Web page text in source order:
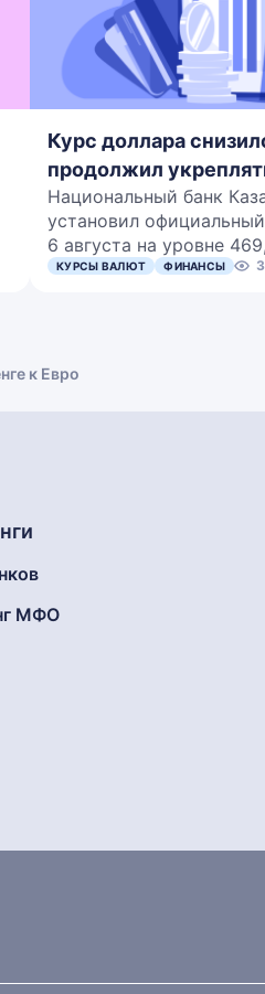
Курс доллара
продолжил
Национальный банк
установил
6 августа на уровне
КУРСЫ ВАЛЮТ ФИНАНСЫ
к Евро
МФО